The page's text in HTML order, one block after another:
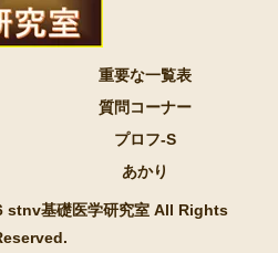
重要な一覧表
質問コーナー
プロフ-S
あかり
基礎医学研究室 All Rights